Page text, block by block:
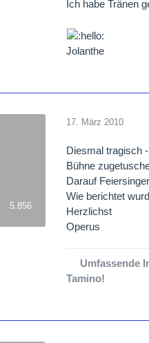
Ich habe Tränen
Jolanthe
5.856
17. März 2010
Diesmal tragisch
Bühne
Darauf
Wie berichtet
Herzlichst
Operus
Umfassende
Tamino!